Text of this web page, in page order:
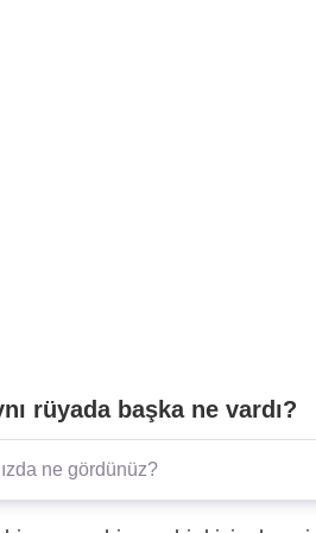
rüyada başka ne vardı?